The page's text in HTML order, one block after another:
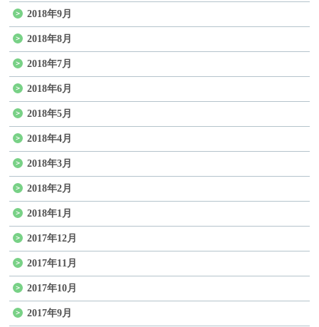
2018年9月
2018年8月
2018年7月
2018年6月
2018年5月
2018年4月
2018年3月
2018年2月
2018年1月
2017年12月
2017年11月
2017年10月
2017年9月